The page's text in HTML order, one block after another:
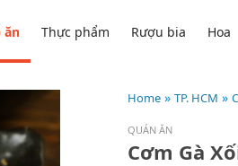
ăn Thực phẩm Rượu bia Hoa
Home TP. HCM
QUÁN ĂN
Cơm Gà